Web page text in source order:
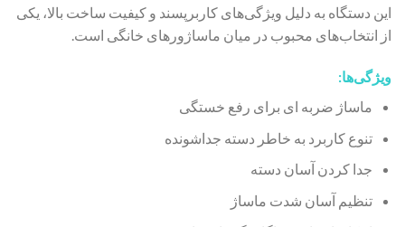
این دستگاه به دلیل ویژگی‌های کاربرپسند و کیفیت ساخت بالا، یکی
از انتخاب‌های محبوب در میان ماساژورهای خانگی است.
ویژگی‌ها:
ماساژ ضربه ای برای رفع خستگی
تنوع کاربرد به خاطر دسته جداشونده
جدا کردن آسان دسته
تنظیم آسان شدت ماساژ